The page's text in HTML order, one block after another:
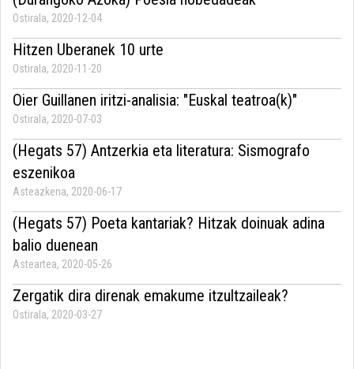
Ostirala, 2020-12-04
Hitzen Uberanek 10 urte
Ostirala, 2020-11-20
Oier Guillanen iritzi-analisia: "Euskal teatroa(k)"
Ostirala, 2020-07-03
(Hegats 57) Antzerkia eta literatura: Sismografo
eszenikoa
Asteazkena, 2020-06-17
(Hegats 57) Poeta kantariak? Hitzak doinuak adina
balio duenean
Asteartea, 2020-05-26
Zergatik dira direnak emakume itzultzaileak?
Ostirala, 2020-03-27